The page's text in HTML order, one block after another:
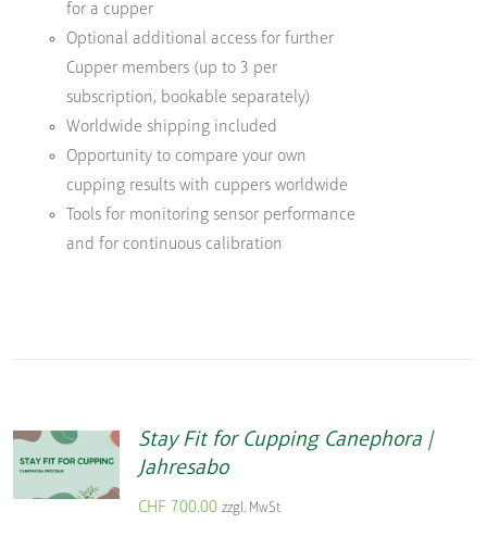
for a cupper
Optional additional access for further
Cupper members (up to 3 per
subscription, bookable separately)
Worldwide shipping included
Opportunity to compare your own
cupping results with cuppers worldwide
Tools for monitoring sensor performance
and for continuous calibration
Stay Fit for Cupping Canephora |
Jahresabo
CHF 700.00 zzgl. MwSt